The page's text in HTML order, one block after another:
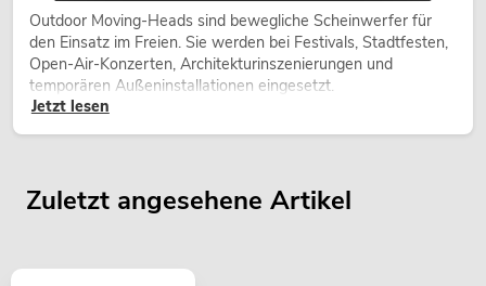
Outdoor Moving-Heads sind bewegliche Scheinwerfer für
den Einsatz im Freien. Sie werden bei Festivals, Stadtfesten,
Open-Air-Konzerten, Architekturinszenierungen und
temporären Außeninstallationen eingesetzt.
Jetzt lesen
Zuletzt angesehene Artikel